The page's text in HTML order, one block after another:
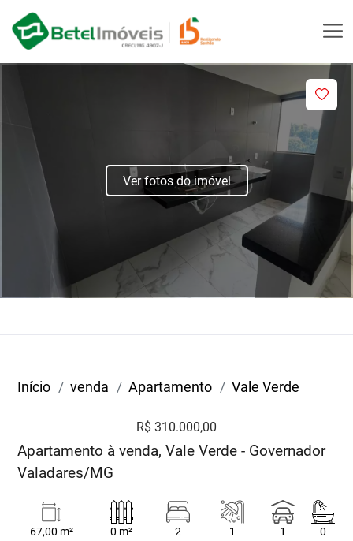
Ver fotos do imóvel
Início venda Apartamento Vale Verde
R$ 310.000,00
Apartamento à venda, Vale Verde - Governador
Valadares/MG
67,00 m²
0 m²
2
1
1
0